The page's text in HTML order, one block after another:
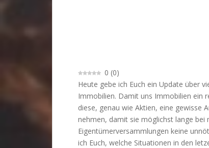
0 (0)
Heute gebe ich Euch ein Update über
Immobilien. Damit uns Immobilien ein
diese, genau wie Aktien, eine gewisse
nehmen, damit sie möglichst lange bei
Eigentümerversammlungen keine
ich Euch, welche Situationen in den